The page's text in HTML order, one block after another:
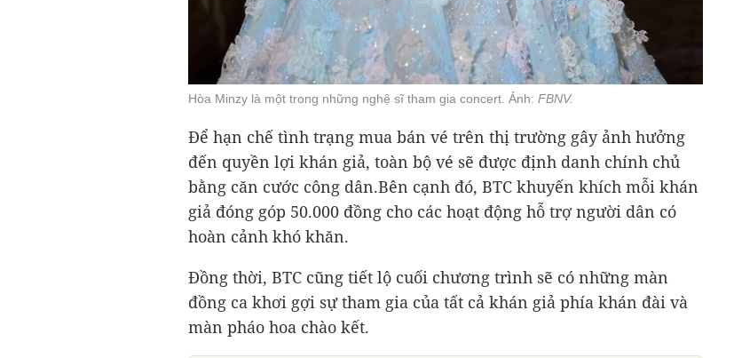
Hòa Minzy là một trong những nghệ sĩ tham gia concert. Ảnh: FBNV.
Để hạn chế tình trạng mua bán vé trên thị trường gây ảnh hưởng
đến quyền lợi khán giả, toàn bộ vé sẽ được định danh chính chủ
bằng căn cước công dân.Bên cạnh đó, BTC khuyến khích mỗi khán
giả đóng góp 50.000 đồng cho các hoạt động hỗ trợ người dân có
hoàn cảnh khó khăn.
Đồng thời, BTC cũng tiết lộ cuối chương trình sẽ có những màn
đồng ca khơi gợi sự tham gia của tất cả khán giả phía khán đài và
màn pháo hoa chào kết.